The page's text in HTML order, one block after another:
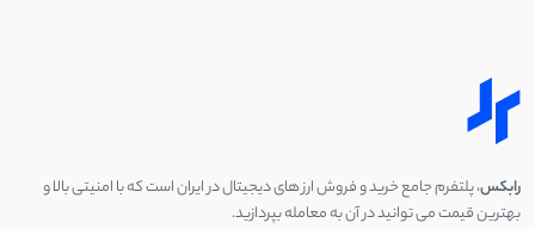
رابکس، پلتفرم جامع خرید و فروش ارز های دیجیتال در ایران است که با امنیتی بالا و
بهترین قیمت می توانید در آن به معامله بپردازید.